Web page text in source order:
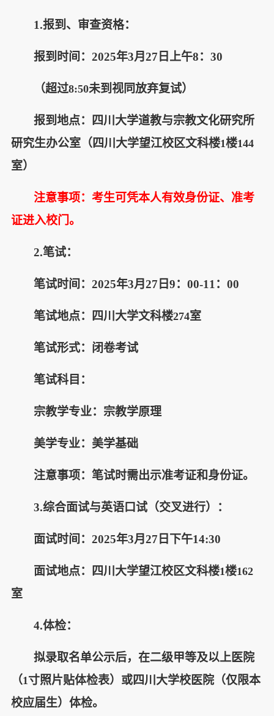
1.报到、审查资格：
报到时间：2025年3月27日上午8：30
（超过8:50未到视同放弃复试）
报到地点：四川大学道教与宗教文化研究所
研究生办公室（四川大学望江校区文科楼1楼144
室）
注意事项：考生可凭本人有效身份证、准考
证进入校门。
2.笔试：
笔试时间： 2025年3月27日9：00-11：00
笔试地点：四川大学文科楼274室
笔试形式：闭卷考试
笔试科目：
宗教学专业：宗教学原理
美学专业：美学基础
注意事项：笔试时需出示准考证和身份证。
3.综合面试与英语口试（交叉进行）：
面试时间： 2025年3月27日下午14:30
面试地点：四川大学望江校区文科楼1楼162
室
4.体检：
拟录取名单公示后，在二级甲等及以上医院
（1 寸照片贴体检表）或四川大学校医院（仅限本
校应届生）体检。